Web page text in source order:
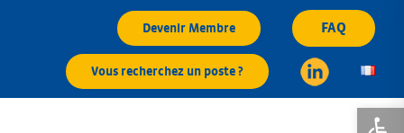
Ouvrir
Devenir Membre FAQ
Vous recherchez un poste ?